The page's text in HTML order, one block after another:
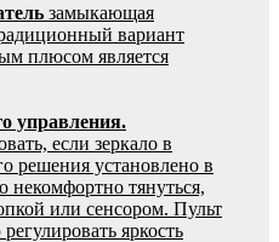
замыкающая
вариант
плюсом является
управления.
если зеркало в
решения установлено в
некомфортно тянуться,
или сенсором. Пульт
яркость